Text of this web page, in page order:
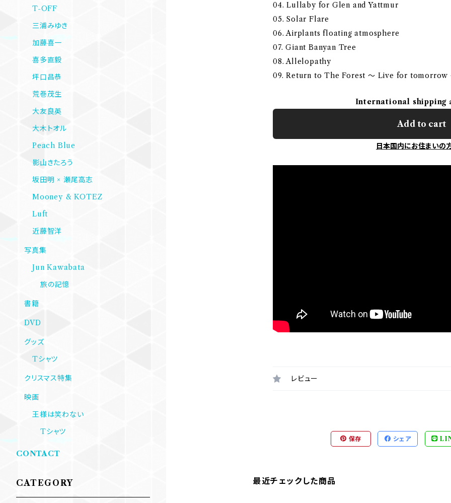
04. Lullaby for Glen and Yattmur
05. Solar Flare
06. Airplants floating atmosphere
07. Giant Banyan Tree
08. Allelopathy
09. Return to The Forest ～ Live for tomorrow
International shipping
Add to cart
日本国内にお住まいの
レビュー
保存 シェア
最近チェックした商品
T-OFF
三浦みゆき
加藤喜一
喜多直毅
坪口昌恭
荒巻茂生
大友良英
大木トオル
Peach Blue
影山きたろう
坂田明 × 瀬尾高志
Mooney & KOTEZ
Luft
近藤智洋
写真集
Jun Kawabata
旅の記憶
書籍
DVD
グッズ
Tシャツ
クリスマス特集
映画
王様は笑わない
Tシャツ
CONTACT
CATEGORY